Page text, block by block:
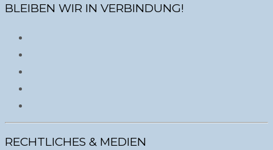
BLEIBEN WIR IN VERBINDUNG!
RECHTLICHES & MEDIEN